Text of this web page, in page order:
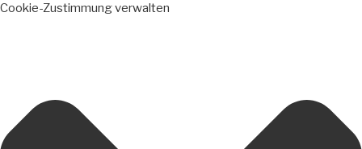
Cookie-Zustimmung verwalten